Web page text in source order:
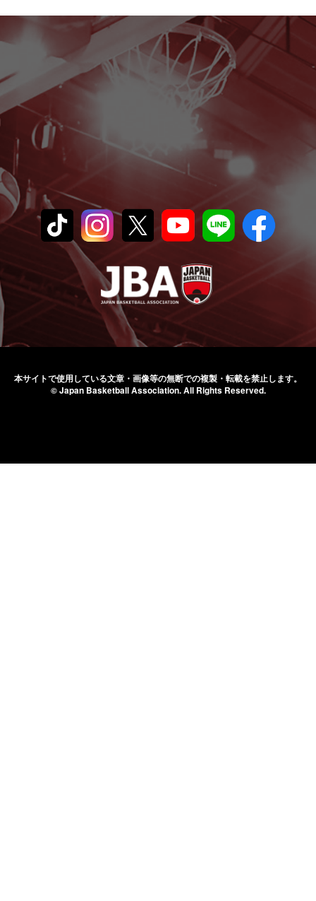
本サイトで使用している文章・画像等の無断での複製・転載を禁止します。
© Japan Basketball Association.All Rights Reserved.